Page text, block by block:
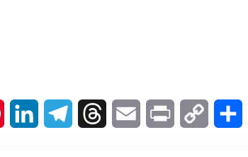
PinterestLinkedIn TelegramThreads Email Print Copy